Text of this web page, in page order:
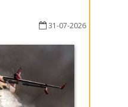
31-07-2026